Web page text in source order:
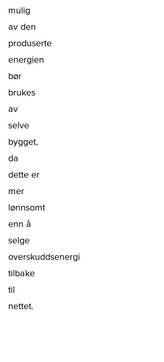
mulig
av den
produserte
energien
bør
brukes
av
selve
bygget,
da
dette er
mer
lønnsomt
enn å
selge
overskuddsenergi
tilbake
til
nettet.